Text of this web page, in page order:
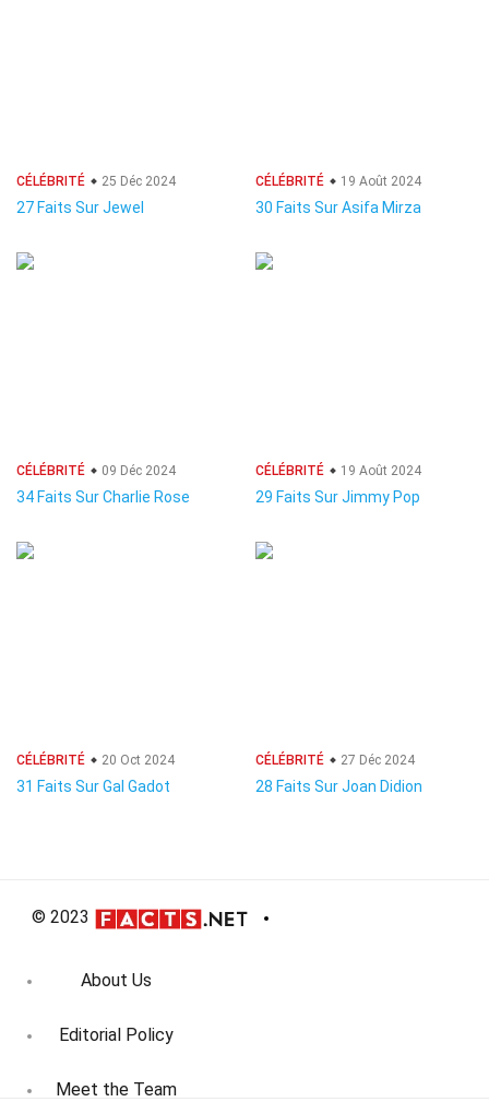
CÉLÉBRITÉ 25 Déc 2024
27 Faits Sur Jewel
CÉLÉBRITÉ 19 Août 2024
30 Faits Sur Asifa Mirza
CÉLÉBRITÉ 09 Déc 2024
34 Faits Sur Charlie Rose
CÉLÉBRITÉ 19 Août 2024
29 Faits Sur Jimmy Pop
CÉLÉBRITÉ 20 Oct 2024
31 Faits Sur Gal Gadot
CÉLÉBRITÉ 27 Déc 2024
28 Faits Sur Joan Didion
© 2023
About Us
Editorial Policy
Meet the Team